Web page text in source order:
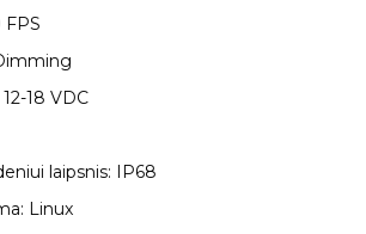
FPS
18 VDC
laipsnis: IP68
Linux